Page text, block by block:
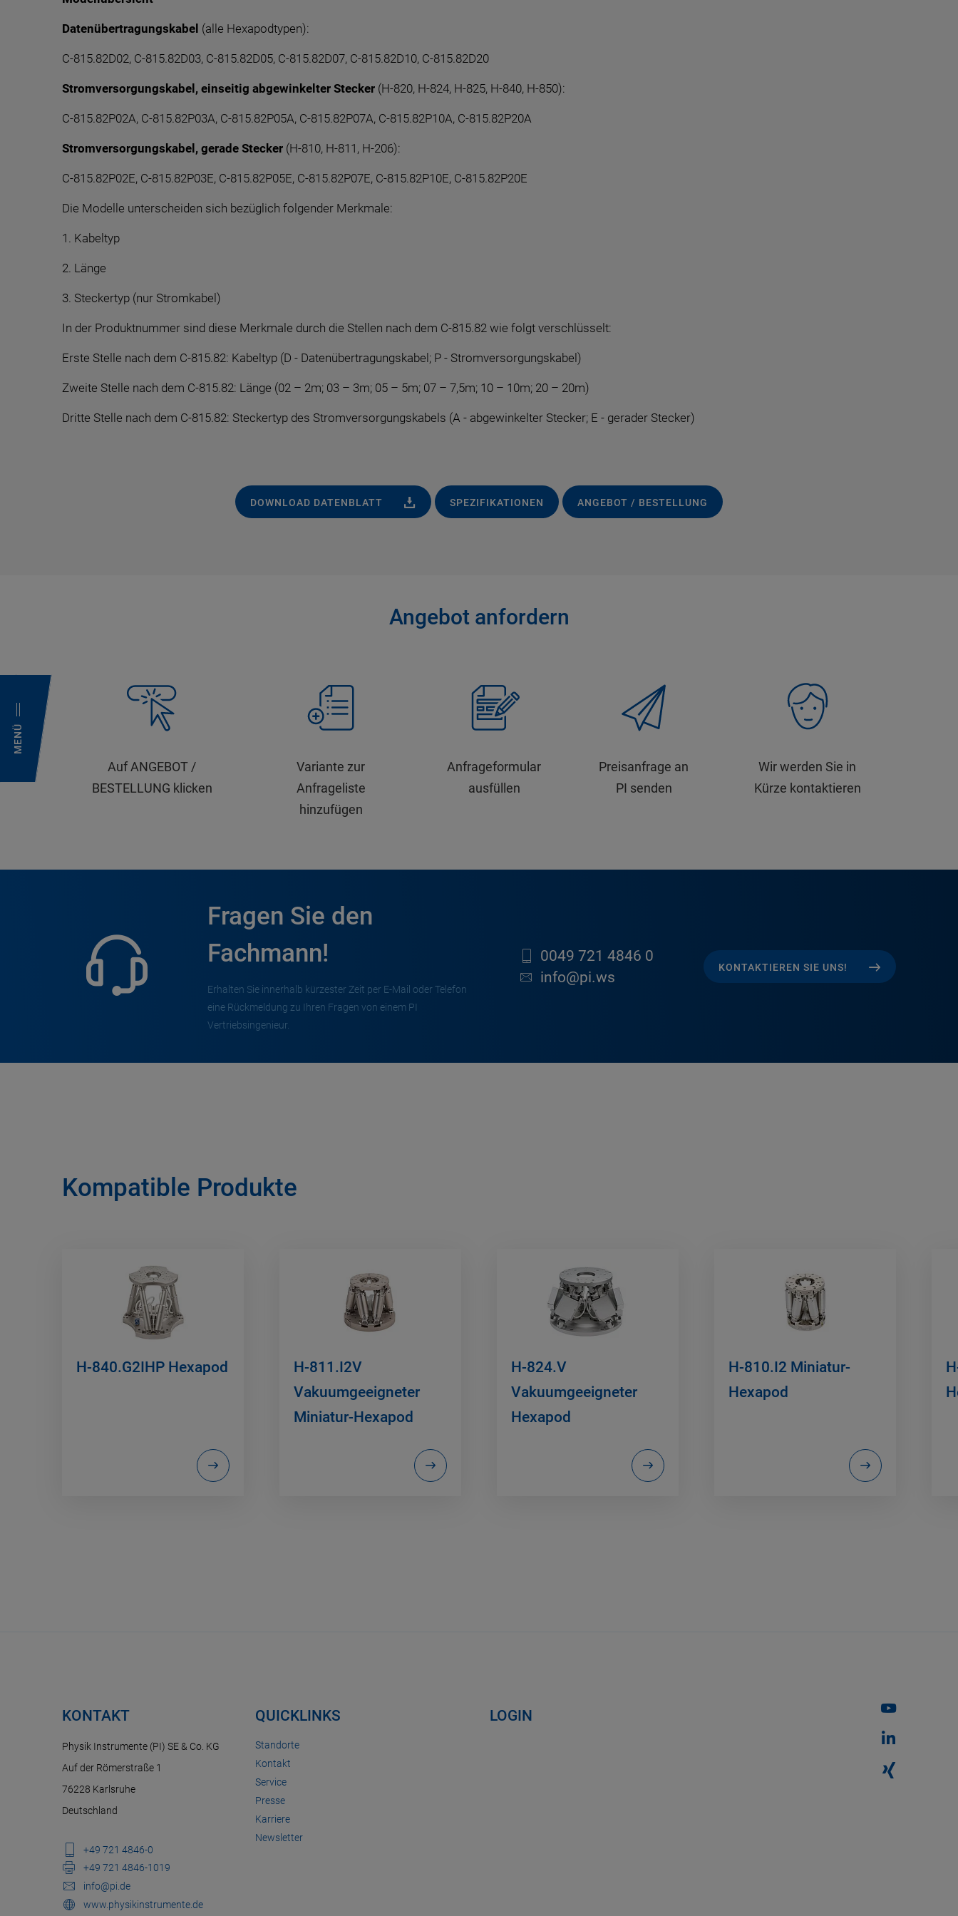
MENÜ
Datenübertragungskabel (alle Hexapodtypen):
C-815.82D02, C-815.82D03, C-815.82D05, C-815.82D07, C-815.82D10, C-815.82D20
Stromversorgungskabel, einseitig abgewinkelter Stecker (H-820, H-824, H-825, H-840, H-850):
C-815.82P02A, C-815.82P03A, C-815.82P05A, C-815.82P07A, C-815.82P10A, C-815.82P20A
Stromversorgungskabel, gerade Stecker (H-810, H-811, H-206):
C-815.82P02E, C-815.82P03E, C-815.82P05E, C-815.82P07E, C-815.82P10E, C-815.82P20E
Die Modelle unterscheiden sich bezüglich folgender Merkmale:
1. Kabeltyp
2. Länge
3. Steckertyp (nur Stromkabel)
In der Produktnummer sind diese Merkmale durch die Stellen nach dem C-815.82 wie folgt verschlüsselt:
Erste Stelle nach dem C-815.82: Kabeltyp (D - Datenübertragungskabel; P - Stromversorgungskabel)
Zweite Stelle nach dem C-815.82: Länge (02 – 2m; 03 – 3m; 05 – 5m; 07 – 7,5m; 10 – 10m; 20 – 20m)
Dritte Stelle nach dem C-815.82: Steckertyp des Stromversorgungskabels (A - abgewinkelter Stecker; E - gerader Stecker)
DOWNLOAD DATENBLATT SPEZIFIKATIONEN ANGEBOT / BESTELLUNG
Angebot anfordern
Auf ANGEBOT /
BESTELLUNG klicken
Variante zur
Anfrageliste
hinzufügen
Anfrageformular
ausfüllen
Preisanfrage an
PI senden
Wir werden Sie in
Kürze kontaktieren
Fragen Sie den
Fachmann!
Erhalten Sie innerhalb kürzester Zeit per E-Mail oder Telefon
eine Rückmeldung zu Ihren Fragen von einem PI
Vertriebsingenieur.
0049 721 4846 0
info@pi.ws
KONTAKTIEREN SIE UNS!
Kompatible Produkte
H-840.G2IHP Hexapod
H-811.I2V
Vakuumgeeigneter
Miniatur-Hexapod
H-824.V
Vakuumgeeigneter
Hexapod
H-810.I2 Miniatur-
Hexapod
KONTAKT
Physik Instrumente (PI) SE & Co. KG
Auf der Römerstraße 1
76228 Karlsruhe
Deutschland
+49 721 4846-0
+49 721 4846-1019
info@pi.de
www.physikinstrumente.de
QUICKLINKS
Standorte
Kontakt
Service
Presse
Karriere
Newsletter
LOGIN